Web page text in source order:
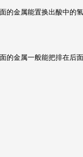
的金属能置换出酸中的
的金属一般能把排在后